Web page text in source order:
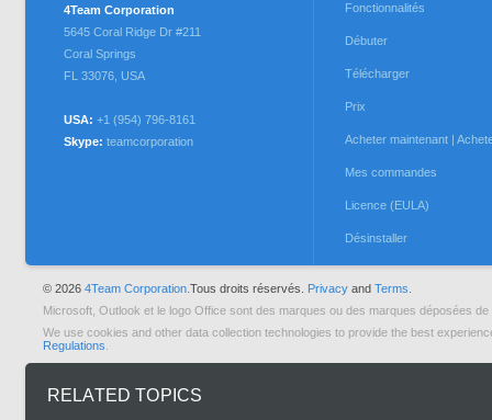
4Team Corporation
5645 Coral Ridge Dr #211
Coral Springs
FL 33076 USA
USA: +1 (954) 796-8161
Skype: teamcorporation
Fonctionnalités
Débuter
Télécharger
Prix
Acheter maintenant |
Mes commandes
Licence (EULA)
Désinstaller
© 2026 4Team Corporation. Tous droits réservés. Privacy and Terms.
Microsoft, Outlook et le logo Office sont des marques ou des marques déposées
We use cookies and other data collection technologies to provide the best
Regulations
RELATED TOPICS